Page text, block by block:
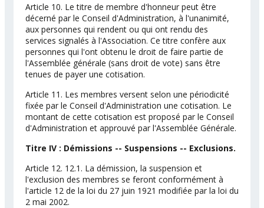
Article 10. Le titre de membre d'honneur peut être
décerné par le Conseil d'Administration, à l'unanimité,
aux personnes qui rendent ou qui ont rendu des
services signalés à l'Association. Ce titre confère aux
personnes qui l'ont obtenu le droit de faire partie de
l'Assemblée générale (sans droit de vote) sans être
tenues de payer une cotisation.
Article 11. Les membres versent selon une périodicité
fixée par le Conseil d'Administration une cotisation. Le
montant de cette cotisation est proposé par le Conseil
d'Administration et approuvé par l'Assemblée Générale.
Titre IV : Démissions -- Suspensions -- Exclusions.
Article 12. 12.1. La démission, la suspension et
l'exclusion des membres se feront conformément à
l'article 12 de la loi du 27 juin 1921 modifiée par la loi du
2 mai 2002.